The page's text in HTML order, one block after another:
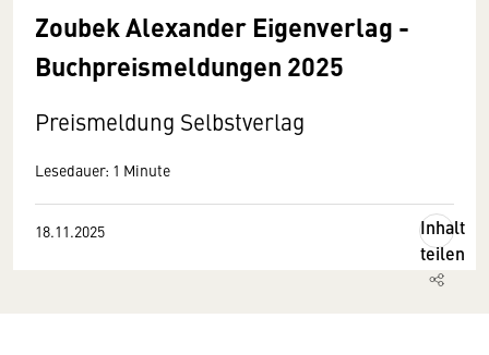
Zoubek Alexander Eigenverlag -
Buchpreismeldungen 2025
Preismeldung Selbstverlag
Lesedauer: 1 Minute
18.11.2025
Inhalt
teilen